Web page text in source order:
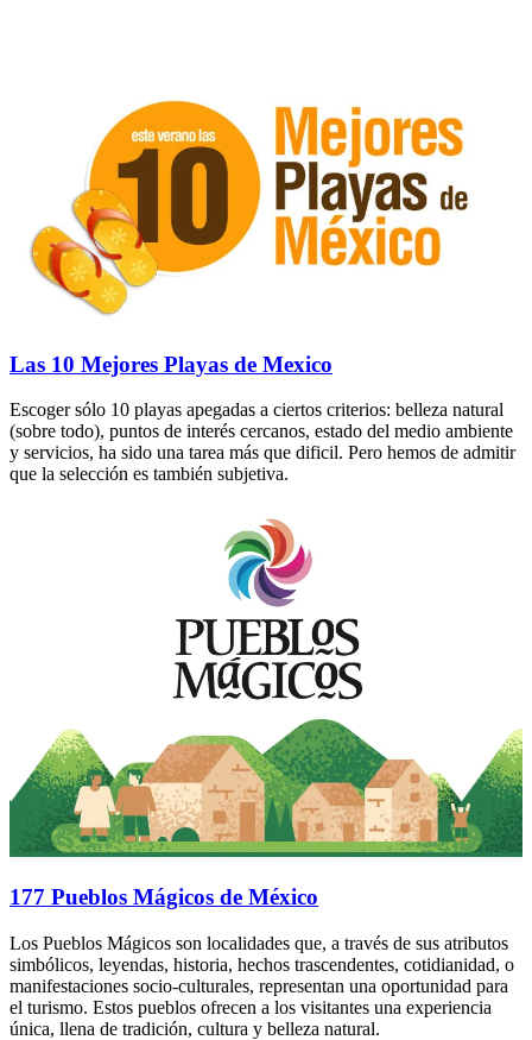
Las 10 Mejores Playas de Mexico
Escoger sólo 10 playas apegadas a ciertos criterios: belleza natural
(sobre todo), puntos de interés cercanos, estado del medio ambiente
y servicios, ha sido una tarea más que dificil. Pero hemos de admitir
que la selección es también subjetiva.
177 Pueblos Mágicos de México
Los Pueblos Mágicos son localidades que, a través de sus atributos
simbólicos, leyendas, historia, hechos trascendentes, cotidianidad, o
manifestaciones socio-culturales, representan una oportunidad para
el turismo. Estos pueblos ofrecen a los visitantes una experiencia
única, llena de tradición, cultura y belleza natural.